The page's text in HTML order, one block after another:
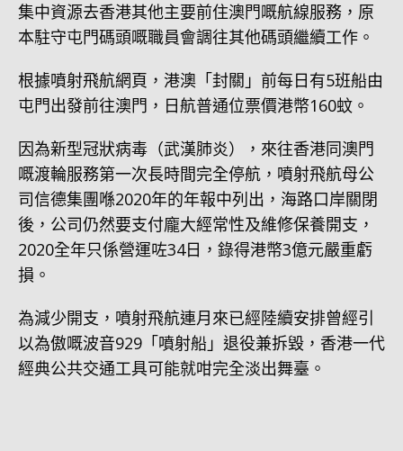
集中資源去香港其他主要前住澳門嘅航線服務，原
本駐守屯門碼頭嘅職員會調往其他碼頭繼續工作。
根據噴射飛航網頁，港澳「封關」前每日有5班船由
屯門出發前往澳門，日航普通位票價港幣160蚊。
因為新型冠狀病毒（武漢肺炎），來往香港同澳門
嘅渡輪服務第一次長時間完全停航，噴射飛航母公
司信德集團喺2020年的年報中列出，海路口岸關閉
後，公司仍然要支付龐大經常性及維修保養開支，
2020全年只係營運咗34日，錄得港幣3億元嚴重虧
損。
為減少開支，噴射飛航連月來已經陸續安排曾經引
以為傲嘅波音929「噴射船」退役兼拆毀，香港一代
經典公共交通工具可能就咁完全淡出舞臺。